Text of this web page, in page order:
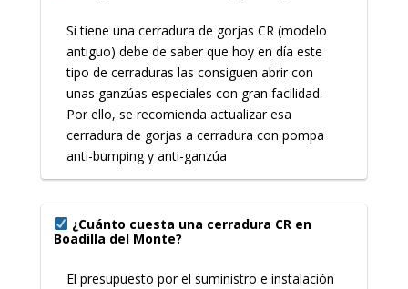
Si tiene una cerradura de gorjas CR (modelo
antiguo) debe de saber que hoy en día este
tipo de cerraduras las consiguen abrir con
unas ganzúas especiales con gran facilidad.
Por ello, se recomienda actualizar esa
cerradura de gorjas a cerradura con pompa
anti-bumping y anti-ganzúa
¿Cuánto cuesta una cerradura CR en
Boadilla del Monte?
El presupuesto por el suministro e instalación